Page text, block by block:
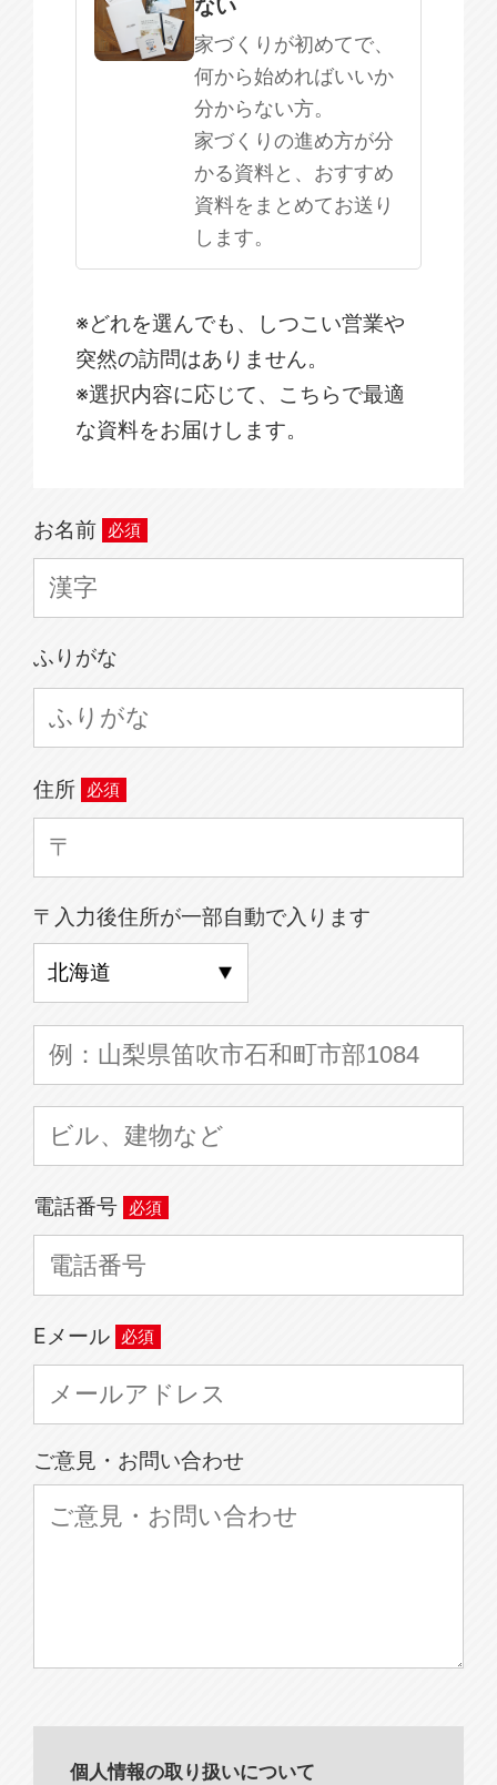
ない
家づくりが初めてで、
何から始めればいいか
分からない方。
家づくりの進め方が分
かる資料と、おすすめ
資料をまとめてお送り
します。
※どれを選んでも、しつこい営業や
突然の訪問はありません。
※選択内容に応じて、こちらで最適
な資料をお届けします。
お名前
ふりがな
住所
〒入力後住所が一部自動で入ります
電話番号
Eメール
ご意見・お問い合わせ
個人情報の取り扱いについて